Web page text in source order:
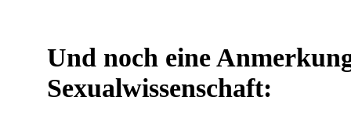
Und noch eine
Sexualwissenschaft: